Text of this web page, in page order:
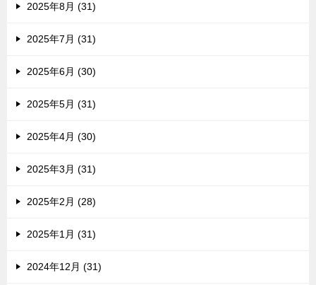
2025年8月 (31)
2025年7月 (31)
2025年6月 (30)
2025年5月 (31)
2025年4月 (30)
2025年3月 (31)
2025年2月 (28)
2025年1月 (31)
2024年12月 (31)